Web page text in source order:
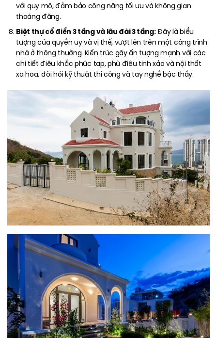
với quy mô, đảm bảo công năng tối ưu và không gian
thoáng đãng.
Biệt thự cổ điển 3 tầng và lâu đài 3 tầng:Đây là biểu
tượng của quyền uy và vị thế, vượt lên trên một công trình
nhà ở thông thường. Kiến trúc gây ấn tượng mạnh với các
chi tiết điêu khắc phức tạp, phù điêu tinh xảo và nội thất
xa hoa, đòi hỏi kỹ thuật thi công và tay nghề bậc thầy.